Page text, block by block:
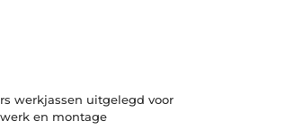
werkjassen uitgelegd voor
en montage